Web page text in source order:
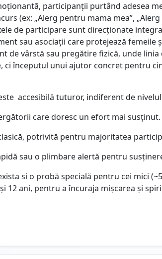
participanții purtând adesea
(ex: „Alerg pentru mama mea”,
de participare sunt direcționate
sau asociații care protejează femeile
de vârstă sau pregătire fizică, unde linia
ci începutul unui ajutor concret pentru
accesibilă tuturor, indiferent de
care doresc un efort mai susținut.
potrivită pentru majoritatea
sau o plimbare alertă pentru
si o probă specială pentru cei mici
12 ani, pentru a încuraja mișcarea și